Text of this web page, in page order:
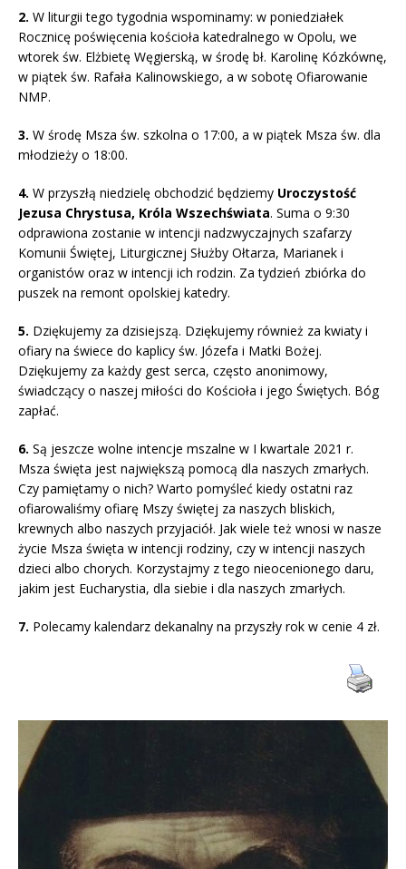
2. W liturgii tego tygodnia wspominamy: w poniedziałek
Rocznicę poświęcenia kościoła katedralnego w Opolu, we
wtorek św. Elżbietę Węgierską, w środę bł. Karolinę Kózkównę,
w piątek św. Rafała Kalinowskiego, a w sobotę Ofiarowanie
NMP.
3. W środę Msza św. szkolna o 17:00, a w piątek Msza św. dla
młodzieży o 18:00.
4. W przyszłą niedzielę obchodzić będziemy Uroczystość
Jezusa Chrystusa, Króla Wszechświata. Suma o 9:30
odprawiona zostanie w intencji nadzwyczajnych szafarzy
Komunii Świętej, Liturgicznej Służby Ołtarza, Marianek i
organistów oraz w intencji ich rodzin. Za tydzień zbiórka do
puszek na remont opolskiej katedry.
5. Dziękujemy za dzisiejszą. Dziękujemy również za kwiaty i
ofiary na świece do kaplicy św. Józefa i Matki Bożej.
Dziękujemy za każdy gest serca, często anonimowy,
świadczący o naszej miłości do Kościoła i jego Świętych. Bóg
zapłać.
6. Są jeszcze wolne intencje mszalne w I kwartale 2021 r.
Msza święta jest największą pomocą dla naszych zmarłych.
Czy pamiętamy o nich? Warto pomyśleć kiedy ostatni raz
ofiarowaliśmy ofiarę Mszy świętej za naszych bliskich,
krewnych albo naszych przyjaciół. Jak wiele też wnosi w nasze
życie Msza święta w intencji rodziny, czy w intencji naszych
dzieci albo chorych. Korzystajmy z tego nieocenionego daru,
jakim jest Eucharystia, dla siebie i dla naszych zmarłych.
7. Polecamy kalendarz dekanalny na przyszły rok w cenie 4 zł.